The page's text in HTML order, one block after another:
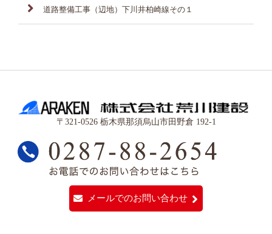
道路整備工事（辺地）下川井柏崎線その１
〒321-0526 栃木県那須烏山市田野倉 192-1
メールでのお問い合わせ